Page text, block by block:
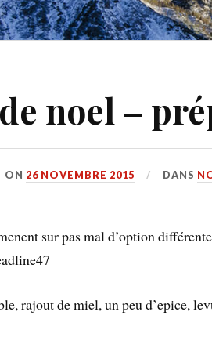
noel –
ON 26 NOVEMBRE 2015 DANS
sur pas mal d’option
rajout de miel, un peu d’epice,